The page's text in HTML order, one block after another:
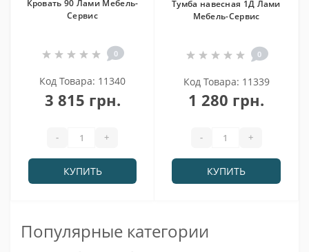
Кровать 90 Лами Мебель-
Сервис
0
Код Товара: 11340
3 815 грн.
- +
КУПИТЬ
Тумба навесная 1Д Лами
Мебель-Сервис
0
Код Товара: 11339
1 280 грн.
- +
КУПИТЬ
Популярные категории